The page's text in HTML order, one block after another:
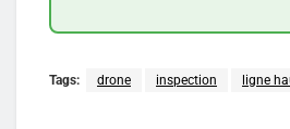
Tags: drone inspection ligne